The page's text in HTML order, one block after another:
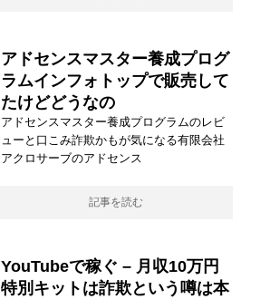
アドセンスマスター養成プログ
ラムインフォトップで販売して
たけどどうなの
アドセンスマスター養成プログラムのレビ
ューと口こみ詐欺かもが気になる有限会社
アクロサーブのアドセンス
記事を読む
YouTubeで稼ぐ – 月収10万円
特別キットは詐欺という噂は本